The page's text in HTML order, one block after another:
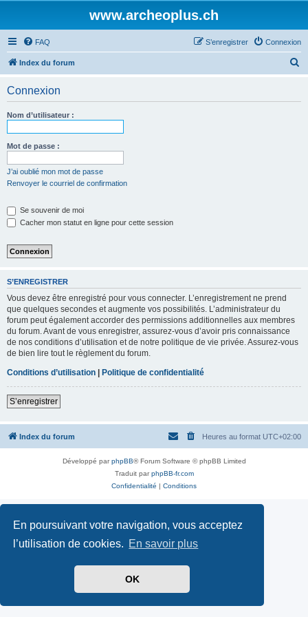
En poursuivant votre navigation, vous acceptez
l’utilisation de cookies. En savoir plus
OK
www.archeoplus.ch
FAQ Connexion
S’enregistrer
Index du forum
Connexion
Nom d’utilisateur :
Mot de passe :
J’ai oublié mon mot de passe
Renvoyer le courriel de confirmation
Se souvenir de moi
Cacher mon statut en ligne pour cette session
S’ENREGISTRER
Vous devez être enregistré pour vous connecter. L’enregistrement ne prend
que quelques secondes et augmente vos possibilités. L’administrateur du
forum peut également accorder des permissions additionnelles aux membres
du forum. Avant de vous enregistrer, assurez-vous d’avoir pris connaissance
de nos conditions d’utilisation et de notre politique de vie privée. Assurez-vous
de bien lire tout le règlement du forum.
Conditions d’utilisation | Politique de confidentialité
S’enregistrer
Index du forum Heures au format UTC+02:00
Développé parphpBB® Forum Software © phpBB Limited
Traduit parphpBB-fr.com
Confidentialité | Conditions